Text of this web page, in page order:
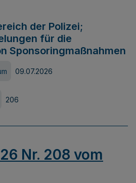
der Polizei;
für die
Sponsoringmaßnahmen
09.07.2026
206
Nr. 208 vom